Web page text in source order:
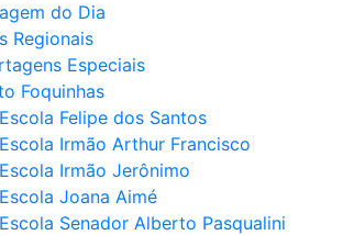
do Dia
Regionais
Especiais
Foquinhas
Escola Felipe dos Santos
Escola Irmão Arthur Francisco
Escola Irmão Jerônimo
Escola Joana Aimé
Escola Senador Alberto Pasqualini